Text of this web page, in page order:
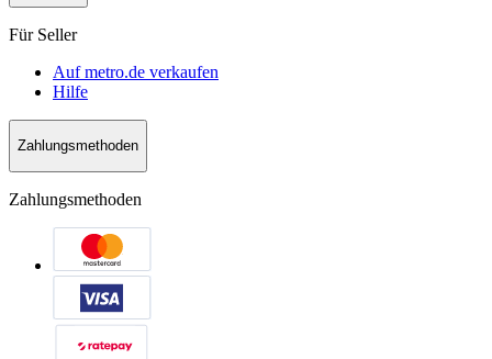
Für Seller
Auf metro.de verkaufen
Hilfe
Zahlungsmethoden
Zahlungsmethoden